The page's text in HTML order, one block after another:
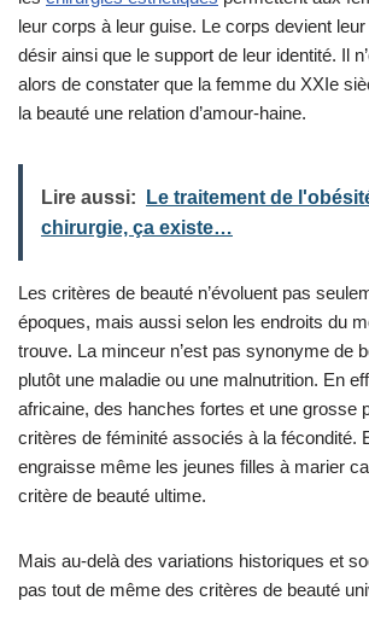
leur corps à leur guise. Le corps devient
désir ainsi que le support de leur identité. Il
alors de constater que la femme du XXIe
la beauté une relation d’amour-haine.
Lire aussi:
Le traitement de
chirurgie, ça existe…
Les critères de beauté n’évoluent pas
époques, mais aussi selon les endroits du
trouve. La minceur n’est pas synonyme de
plutôt une maladie ou une malnutrition. En
africaine, des hanches fortes et une grosse
critères de féminité associés à la fécondité.
engraisse même les jeunes filles à marier
critère de beauté ultime.
Mais au-delà des variations historiques et
pas tout de même des critères de beauté